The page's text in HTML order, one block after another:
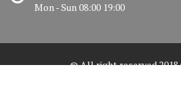
Mon - Sun 08:00 19:00
© All right reserved 2018